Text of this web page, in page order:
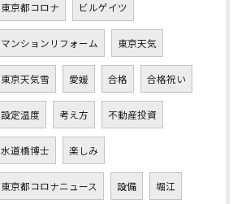
東京都コロナ ビルゲイツ
マンションリフォーム 東京天気
東京天気雪 愛媛 合格 合格祝い
設定温度 考え方 不動産投資
水道橋博士 楽しみ
東京都コロナニュース 設備 堀江